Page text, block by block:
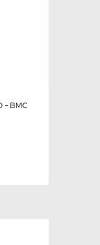
– BMC